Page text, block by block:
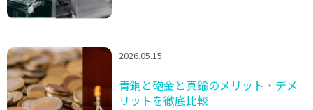
2026.05.15
青銅と砲金と真鍮のメリット・デメ
リットを徹底比較